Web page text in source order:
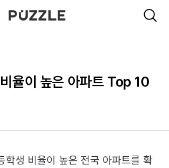
율이 높은 아파트 Top 10
학생 비율이 높은 전국 아파트를 확